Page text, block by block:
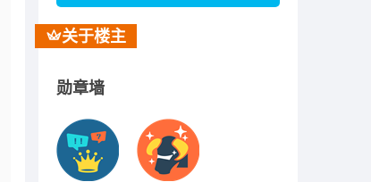
关于楼主
勋章墙